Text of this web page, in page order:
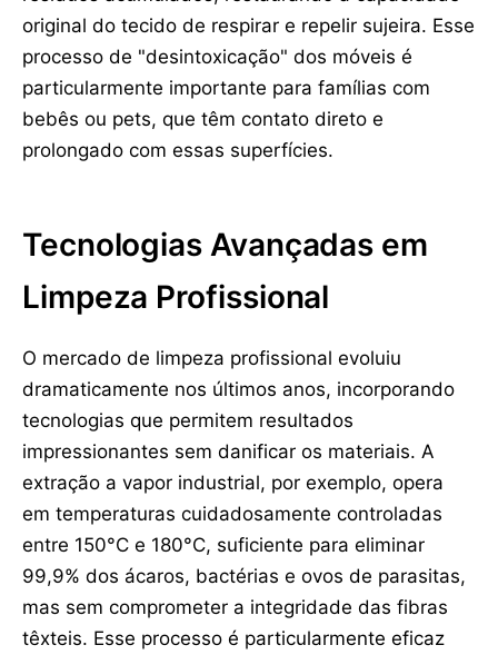
original do tecido de respirar e repelir sujeira. Esse
processo de "desintoxicação" dos móveis é
particularmente importante para famílias com
bebês ou pets, que têm contato direto e
prolongado com essas superfícies.
Tecnologias Avançadas em
Limpeza Profissional
O mercado de limpeza profissional evoluiu
dramaticamente nos últimos anos, incorporando
tecnologias que permitem resultados
impressionantes sem danificar os materiais. A
extração a vapor industrial, por exemplo, opera
em temperaturas cuidadosamente controladas
entre 150°C e 180°C, suficiente para eliminar
99,9% dos ácaros, bactérias e ovos de parasitas,
mas sem comprometer a integridade das fibras
têxteis. Esse processo é particularmente eficaz